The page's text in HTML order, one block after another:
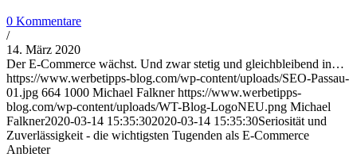
0 Kommentare
/
14. März 2020
Der E-Commerce wächst. Und zwar stetig und gleichbleibend in…
https://www.werbetipps-blog.com/wp-content/uploads/SEO-Passau-
01.jpg 664 1000 Michael Falkner https://www.werbetipps-
blog.com/wp-content/uploads/WT-Blog-LogoNEU.png Michael
Falkner2020-03-14 15:35:302020-03-14 15:35:30Seriosität und
Zuverlässigkeit - die wichtigsten Tugenden als E-Commerce
Anbieter